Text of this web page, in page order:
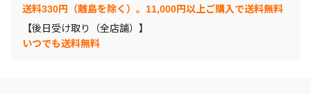
送料330円（離島を除く）。11,000円以上ご購入で送料無料
【後日受け取り（全店舗）】
いつでも送料無料